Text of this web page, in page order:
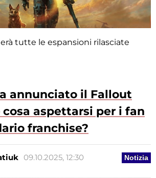
tutte le espansioni rilasciate
annunciato il Fallout
aspettarsi per i fan
franchise?
Notizia
09.10.2025, 12:30